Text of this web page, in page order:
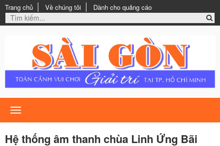
Trang chủ Về chúng tôi Dành cho quảng cáo
Toggle
navigation
Hệ thống âm thanh chùa Linh Ứng Bãi